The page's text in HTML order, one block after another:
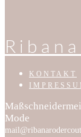
KONTAKT
Mode